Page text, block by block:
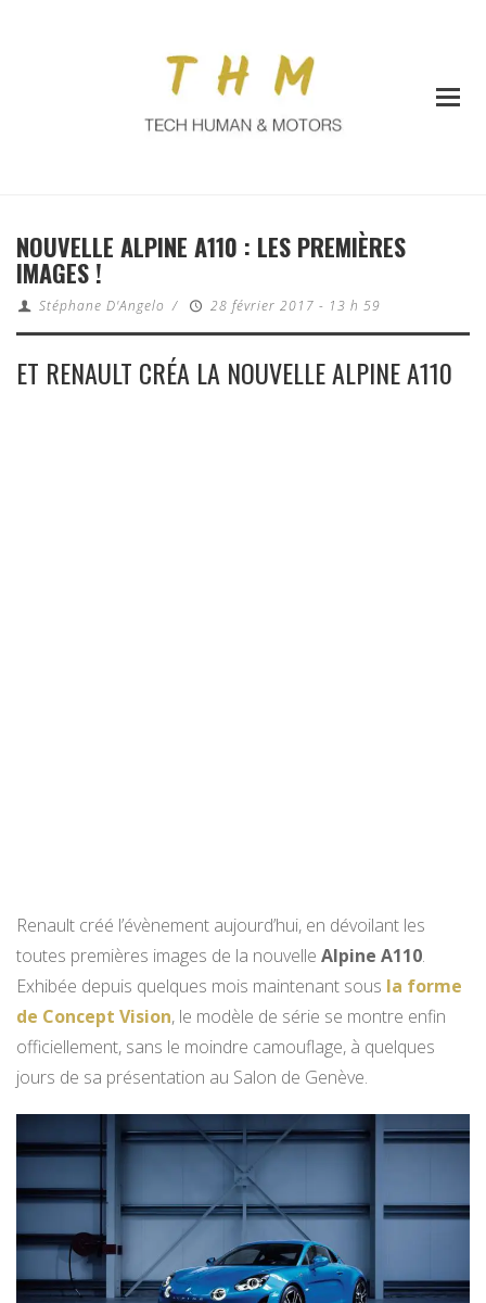
NOUVELLE ALPINE A110 : LES PREMIÈRES
IMAGES !
Stéphane D'Angelo / 28 février 2017 - 13 h 59
ET RENAULT CRÉA LA NOUVELLE ALPINE A110
Renault créé l’évènement aujourd’hui, en dévoilant les
toutes premières images de la nouvelle Alpine A110.
Exhibée depuis quelques mois maintenant sous la forme
de Concept Vision, le modèle de série se montre enfin
officiellement, sans le moindre camouflage, à quelques
jours de sa présentation au Salon de Genève.